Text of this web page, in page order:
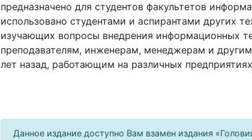
предназначено для студентов факультетов
использовано студентами и аспирантами других
изучающих вопросы внедрения информационных
преподавателям, инженерам, менеджерам и
лет назад, работающим на различных
Данное издание доступно Вам взамен издания